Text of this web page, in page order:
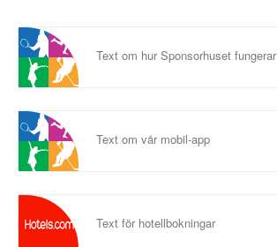
Text om hur Sponsorhuset fungerar
Text om vår mobil-app
Text för hotellbokningar